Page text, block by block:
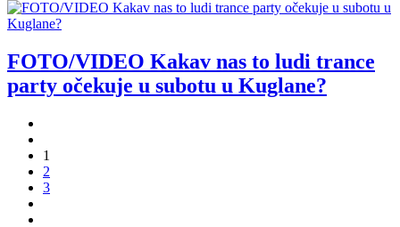
FOTO/VIDEO Kakav nas to ludi trance
party očekuje u subotu u Kuglane?
1
2
3